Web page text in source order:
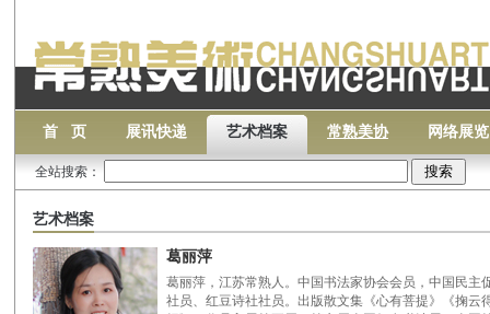
首 页 展讯快递 艺术档案 常熟美协 网络展览
全站搜索：
艺术档案
葛丽萍
葛丽萍，江苏常熟人。中国书法家协会会员，中国民主
社员、红豆诗社社员。出版散文集《心有菩提》《掬云